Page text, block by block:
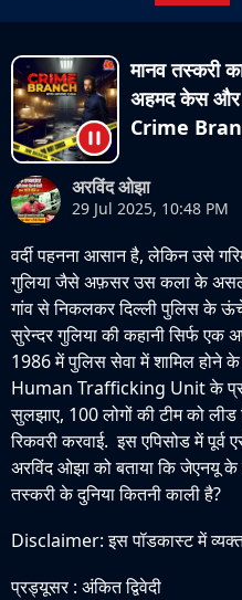
मानव तस्करी
अहमद केस और
Crime
अरविंद ओझा
29 Jul 2025, 10:48 PM
वर्दी पहनना आसान है, लेकिन उसे
गुलिया जैसे अफ़सर उस कला के
गांव से निकलकर दिल्ली पुलिस के
सुरेन्दर गुलिया की कहानी सिर्फ
1986 में पुलिस सेवा में शामिल होने
Human Trafficking Unit के
सुलझाए, 100 लोगों की टीम को
रिकवरी करवाई. इस एपिसोड में पूर्व
अरविंद ओझा को बताया कि जेएनयू
तस्करी के दुनिया कितनी काली है?
Disclaimer: इस पॉडकास्ट में व्यक्त
प्रड्यूसर : अंकित द्विवेदी